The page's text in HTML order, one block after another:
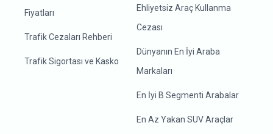
Fiyatları
Trafik Cezaları Rehberi
Trafik Sigortası ve Kasko
Ehliyetsiz Araç Kullanma
Cezası
Dünyanın En İyi Araba
Markaları
En İyi B Segmenti Arabalar
En Az Yakan SUV Araçlar